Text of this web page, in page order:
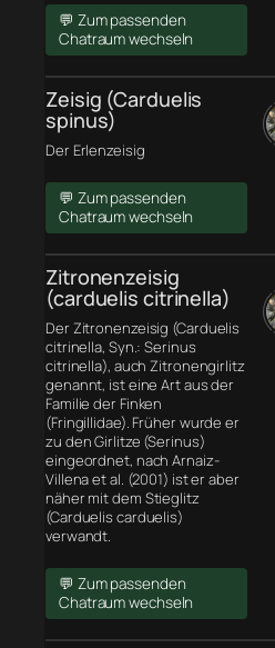
💬 Zum passenden
Chatraum wechseln
Zeisig (Carduelis
spinus)
Der Erlenzeisig
💬 Zum passenden
Chatraum wechseln
Zitronenzeisig
(carduelis citrinella)
Der Zitronenzeisig (Carduelis
citrinella, Syn.: Serinus
citrinella), auch Zitronengirlitz
genannt, ist eine Art aus der
Familie der Finken
(Fringillidae). Früher wurde er
zu den Girlitze (Serinus)
eingeordnet, nach Arnaiz-
Villena et al. (2001) ist er aber
näher mit dem Stieglitz
(Carduelis carduelis)
verwandt.
💬 Zum passenden
Chatraum wechseln